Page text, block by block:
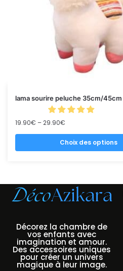
lama sourire peluche 35cm/45cm
19.90€ –29.90€
Choix des options
Décorez la chambre de
vos enfants avec
imagination et amour.
Des accessoires uniques
pour créer un univers
magique à leur image.